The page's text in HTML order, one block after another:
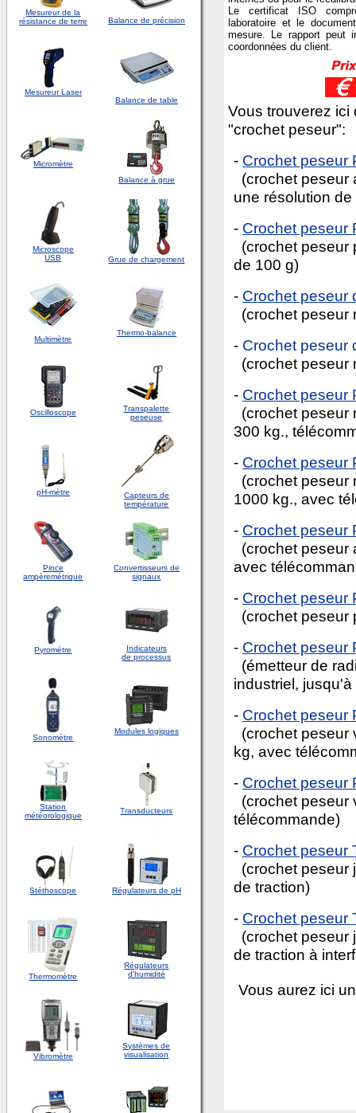
Mesureur de la
résistance de terre
Balance de précision
Mesureur Laser
Balance de table
Micromètre
Balance à grue
Microscope
USB
Grue de chargement
Multimètre
Thermo-balance
Oscilloscope
Transpalette
peseuse
pH-mètre
Capteurs de
température
Pince
ampèremétrique
Convertisseurs de
signaux
Pyromètre
Indicateurs
de processus
Sonomètre
Modules logiques
Station
météorologique
Transducteurs
Stéthoscope Régulateurs de pH
Thermomètre
Régulateurs
d'humidité
Vibromètre
Systèmes de
visualisation
Le certificat ISO
laboratoire et le
mesure. Le rapport peut
coordonnées du client.
Vous trouverez
"crochet peseur":
- Crochet peseur
(crochet peseur
une résolution de
- Crochet peseur
(crochet peseur
de 100 g)
- Crochet peseur
(crochet peseur
- Crochet peseur
(crochet peseur
- Crochet peseur
(crochet peseur
300 kg.,
- Crochet peseur
(crochet peseur
1000 kg., avec
- Crochet peseur
(crochet peseur
avec
- Crochet peseur
(crochet peseur
- Crochet peseur
(émetteur de
industriel,
- Crochet peseur
(crochet peseur
kg, avec
- Crochet peseur
(crochet peseur
télécommande)
- Crochet peseur
(crochet peseur
de traction)
- Crochet peseur
(crochet peseur
de traction à
Vous aurez ici